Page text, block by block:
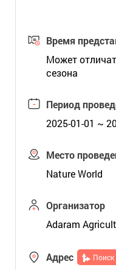
Время
Может
сезона
Период
2025-01-01 ~
Место
Nature World
Организатор
Adaram
Адрес